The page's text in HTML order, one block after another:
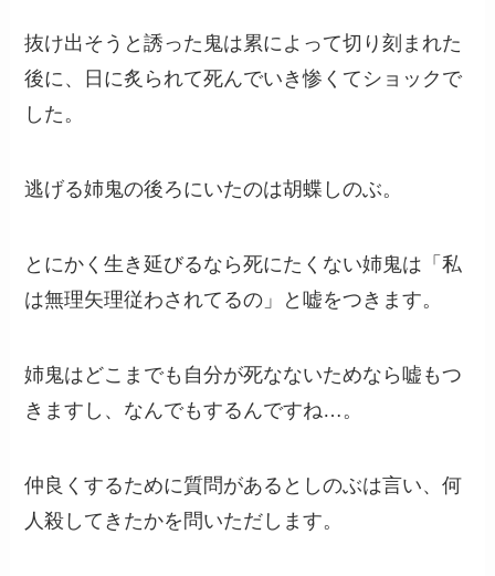
抜け出そうと誘った鬼は累によって切り刻まれた
後に、日に炙られて死んでいき惨くてショックで
した。
逃げる姉鬼の後ろにいたのは胡蝶しのぶ。
とにかく生き延びるなら死にたくない姉鬼は「私
は無理矢理従わされてるの」と嘘をつきます。
姉鬼はどこまでも自分が死なないためなら嘘もつ
きますし、なんでもするんですね…。
仲良くするために質問があるとしのぶは言い、何
人殺してきたかを問いただします。